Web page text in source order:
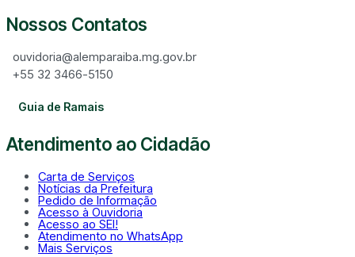
Nossos Contatos
ouvidoria@alemparaiba.mg.gov.br
+55 32 3466-5150
Guia de Ramais
Atendimento ao Cidadão
Carta de Serviços
Notícias da Prefeitura
Pedido de Informação
Acesso à Ouvidoria
Acesso ao SEI!
Atendimento no WhatsApp
Mais Serviços